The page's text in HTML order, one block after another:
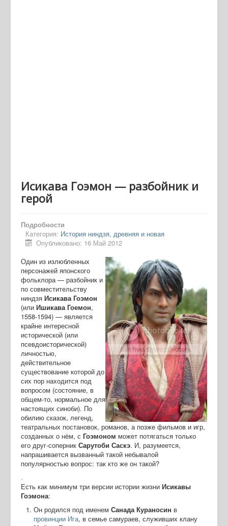
Исикава Гоэмон — разбойник и
герой
Подробности
Категория: История ниндзя, древняя и новая
Опубликовано: 16 Май 2012
Один из излюбленных
персонажей японского
фольклора — разбойник и
по совместительству
ниндзя Исикава Гоэмон
(или Ишикава Гоемон,
1558-1594) — является
крайне интересной
исторической (или
псевдоисторической)
личностью,
действительное
существование которой до
сих пор находится под
вопросом (состояние, в
общем-то, нормальное для
настоящих синоби). По
обилию сказок, легенд,
театральных постановок, романов, а позже фильмов и игр,
созданных о нём, с Гоэмоном может потягаться только
его друг-соперник Сарутоби Саскэ. И, разумеется,
напрашивается вызванный такой небывалой
популярностью вопрос: так кто же он такой?
.
Есть как минимум три версии истории жизни Исикавы
Гоэмона:
Он родился под именем Санада Кураносин в
провинции Ига, в семье самураев, служивших клану